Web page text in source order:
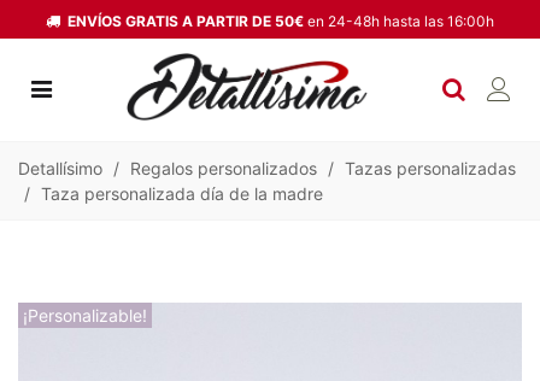
ENVÍOS GRATIS A PARTIR DE 50€ en 24-48h hasta las 16:00h
Detallísimo / Regalos personalizados / Tazas personalizadas
/ Taza personalizada día de la madre
¡Personalizable!